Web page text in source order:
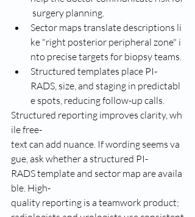
surgery planning.
Sector maps translate descriptions li
ke "right posterior peripheral zone" i
nto precise targets for biopsy teams.
Structured templates place PI-
RADS, size, and staging in predictabl
e spots, reducing follow-up calls.
Structured reporting improves clarity, wh
ile free-
text can add nuance. If wording seems va
gue, ask whether a structured PI-
RADS template and sector map are availa
ble. High-
quality reporting is a teamwork product;